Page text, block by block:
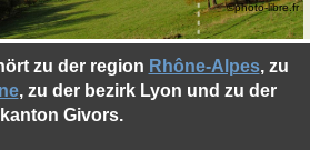
zu der region Rhône-Alpes, zu
, zu der bezirk Lyon und zu der
kanton Givors.
©photo-libre.fr